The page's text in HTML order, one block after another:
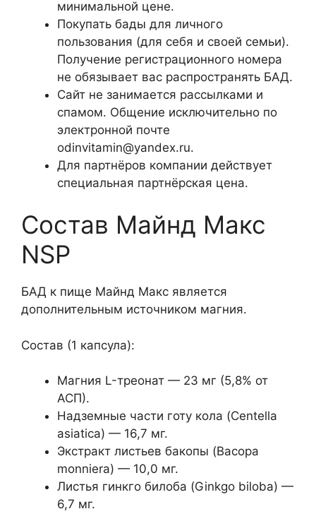
минимальной цене.
Покупать бады для личного
пользования (для себя и своей семьи).
Получение регистрационного номера
не обязывает вас распространять БАД.
Сайт не занимается рассылками и
спамом. Общение исключительно по
электронной почте
odinvitamin@yandex.ru.
Для партнёров компании действует
специальная партнёрская цена.
Состав Майнд Макс
NSP
БАД к пище Майнд Макс является
дополнительным источником магния.
Состав (1 капсула):
Магния L-треонат — 23 мг (5,8% от
АСП).
Надземные части готу кола (Centella
asiatica) — 16,7 мг.
Экстракт листьев бакопы (Bacopa
monniera) — 10,0 мг.
Листья гинкго билоба (Ginkgo biloba) —
6,7 мг.